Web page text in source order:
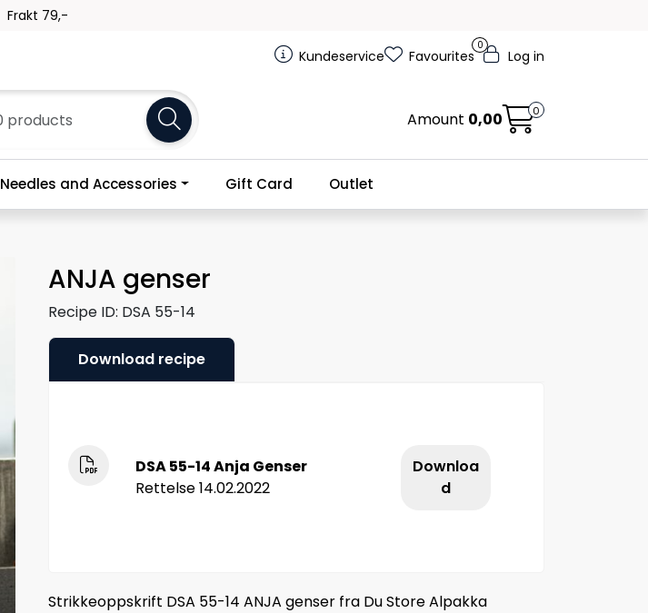
Frakt 79,-
Kundeservice
0
Favourites Log in
Amount 0,00 0
Needles and Accessories Gift Card Outlet
ANJA genser
Recipe ID: DSA 55-14
Download recipe
DSA 55-14 Anja Genser
Rettelse 14.02.2022
Downloa
d
Strikkeoppskrift DSA 55-14 ANJA genser fra Du Store Alpakka